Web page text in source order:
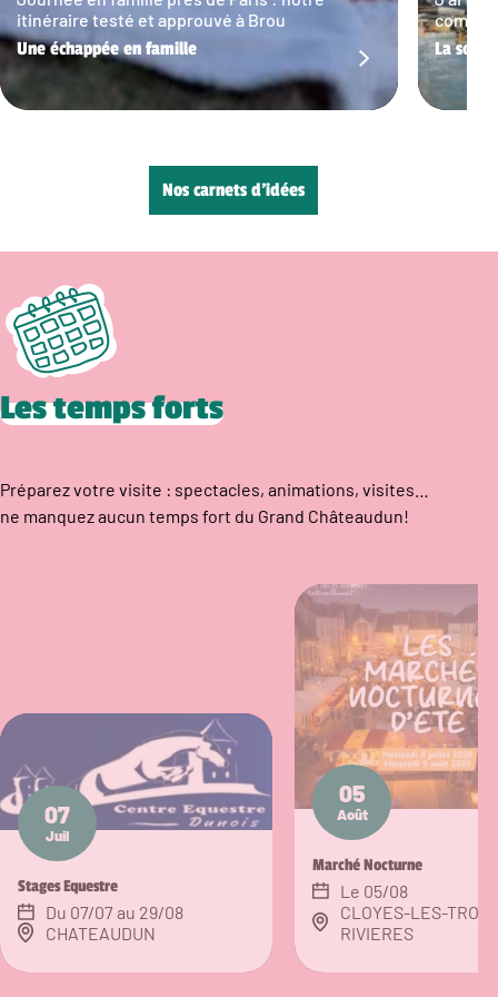
itinéraire testé et approuvé à Brou
Une échappée en famille La
Nos carnets d’idées
Les temps forts
Préparez votre visite : spectacles, animations, visites…
ne manquez aucun temps fort du Grand Châteaudun!
07
Juil
Stages Equestre
Du 07/07 au 29/08
CHATEAUDUN
05
Août
Marché Nocturne
Le 05/08
CLOYES-LES-
RIVIERES